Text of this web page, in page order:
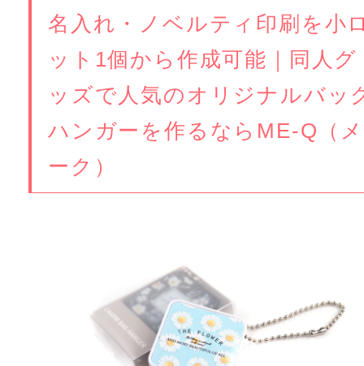
名入れ・ノベルティ印刷を小
ット1個から作成可能｜同人グ
ッズで人気のオリジナルバッ
ハンガーを作るならME-Q（メ
ーク）